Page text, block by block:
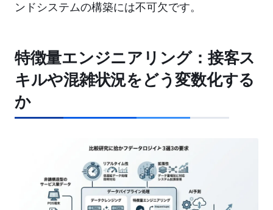
ンドシステムの構築には不可欠です。
特徴量エンジニアリング：接客ス
キルや混雑状況をどう変数化する
か